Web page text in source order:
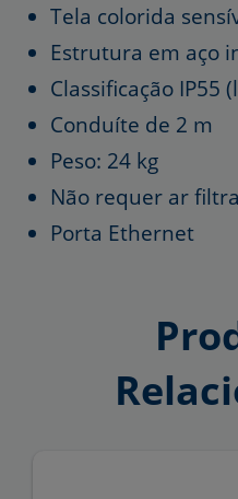
Tela colorida
Estrutura em aço
Classificação IP55
Conduíte de 2 m
Peso: 24 kg
Não requer ar
Porta Ethernet